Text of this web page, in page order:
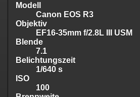
Modell
Canon EOS R3
Objektiv
EF16-35mm f/2.8L III USM
Blende
7.1
Belichtungszeit
1/640 s
ISO
100